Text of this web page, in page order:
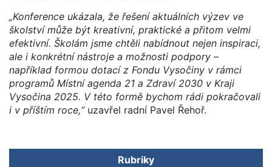
„Konference ukázala, že řešení aktuálních výzev ve
školství může být kreativní, praktické a přitom velmi
efektivní. Školám jsme chtěli nabídnout nejen inspiraci,
ale i konkrétní nástroje a možnosti podpory –
například formou dotací z Fondu Vysočiny v rámci
programů Místní agenda 21 a Zdraví 2030 v Kraji
Vysočina 2025. V této formě bychom rádi pokračovali
i v příštím roce,“uzavřel radní Pavel Řehoř.
Rubriky